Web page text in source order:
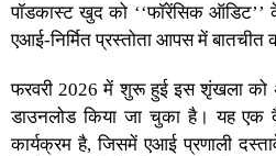
पॉडकास्ट खुद को ‘‘फॉरेंसिक
एआई-निर्मित प्रस्तोता आपस में बातचीत
फरवरी 2026 में शुरू हुई इस शृंखला
डाउनलोड किया जा चुका है। यह एक
कार्यक्रम है, जिसमें एआई प्रणाली